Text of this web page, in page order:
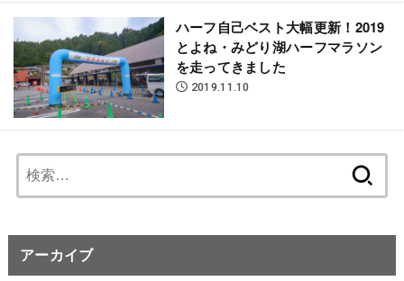
ハーフ自己ベスト大幅更新！2019
とよね・みどり湖ハーフマラソン
を走ってきました
2019.11.10
索:
アーカイブ